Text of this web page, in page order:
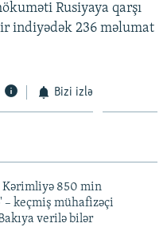
Rusiyaya qarşı
indiyədək 236 məlumat
Bizi izlə
Kərimliyə 850 min
– keçmiş mühafizəçi
verilə bilər